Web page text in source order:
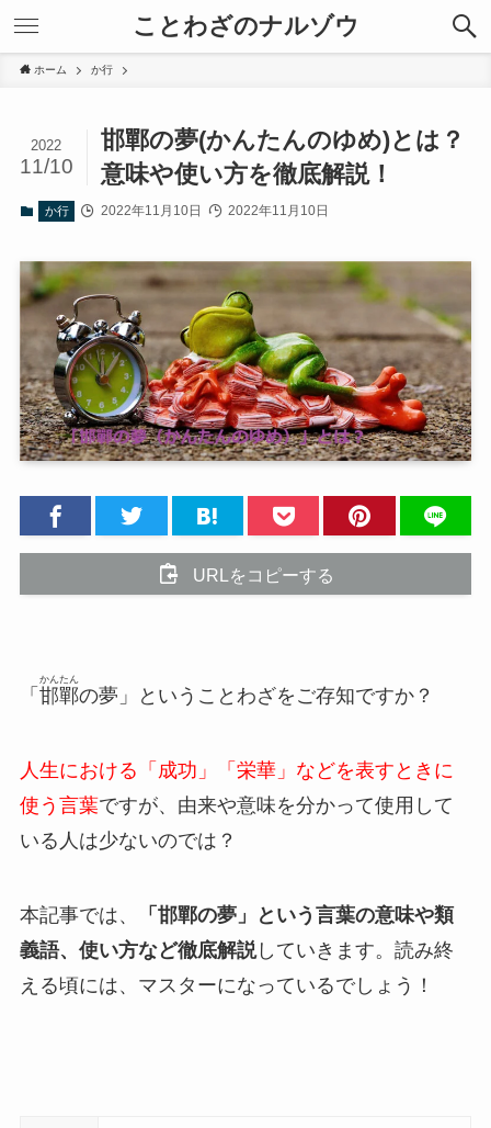
ことわざのナルゾウ
ホーム か行
邯鄲の夢(かんたんのゆめ)とは？
意味や使い方を徹底解説！
2022
11/10
か行 2022年11月10日 2022年11月10日
URLをコピーする
「 邯鄲
かんたん
の夢」ということわざをご存知ですか？
人生における「成功」「栄華」などを表すときに
使う言葉ですが、由来や意味を分かって使用して
いる人は少ないのでは？
本記事では、
「邯鄲の夢」という言葉の意味や類
義語、使い方など徹底解説していきます。読み終
える頃には、マスターになっているでしょう！